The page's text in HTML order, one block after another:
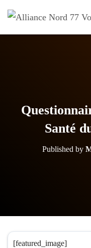
Santé
Published by
[featured_image]